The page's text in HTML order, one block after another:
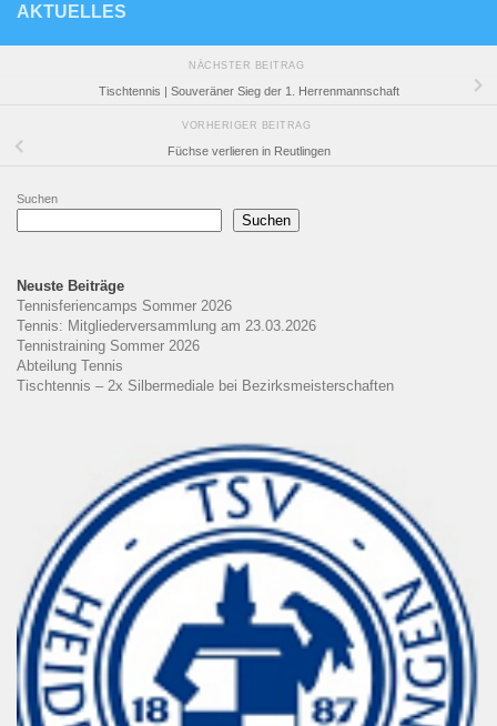
AKTUELLES
NÄCHSTER BEITRAG
Tischtennis | Souveräner Sieg der 1. Herrenmannschaft
VORHERIGER BEITRAG
Füchse verlieren in Reutlingen
Suchen
Suchen
Neuste Beiträge
Tennisferiencamps Sommer 2026
Tennis: Mitgliederversammlung am 23.03.2026
Tennistraining Sommer 2026
Abteilung Tennis
Tischtennis – 2x Silbermediale bei Bezirksmeisterschaften